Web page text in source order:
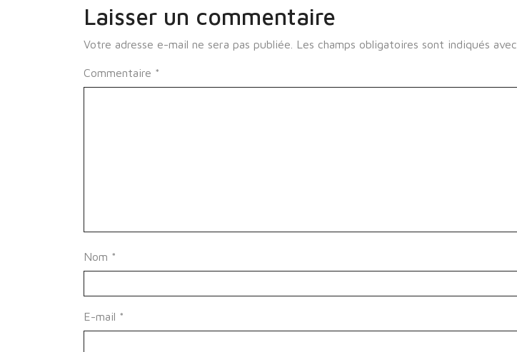
Laisser un commentaire
Votre adresse e-mail ne sera pas publiée. Les champs obligatoires sont indiqués avec
Commentaire *
Nom *
E-mail *